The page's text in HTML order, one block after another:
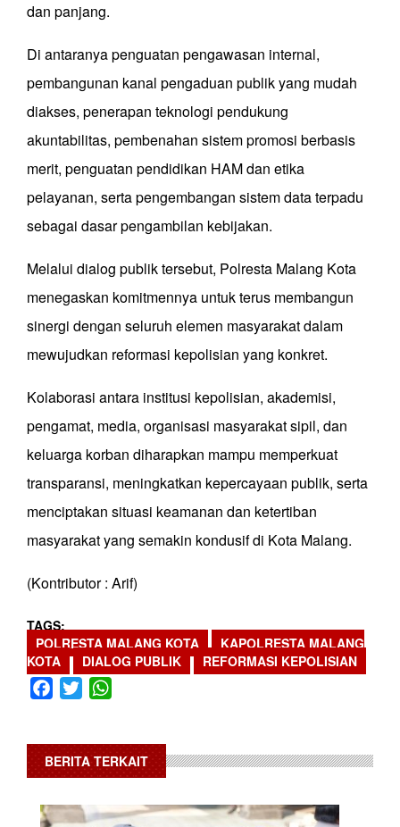
dan panjang.
Di antaranya penguatan pengawasan internal,
pembangunan kanal pengaduan publik yang mudah
diakses, penerapan teknologi pendukung
akuntabilitas, pembenahan sistem promosi berbasis
merit, penguatan pendidikan HAM dan etika
pelayanan, serta pengembangan sistem data terpadu
sebagai dasar pengambilan kebijakan.
Melalui dialog publik tersebut, Polresta Malang Kota
menegaskan komitmennya untuk terus membangun
sinergi dengan seluruh elemen masyarakat dalam
mewujudkan reformasi kepolisian yang konkret.
Kolaborasi antara institusi kepolisian, akademisi,
pengamat, media, organisasi masyarakat sipil, dan
keluarga korban diharapkan mampu memperkuat
transparansi, meningkatkan kepercayaan publik, serta
menciptakan situasi keamanan dan ketertiban
masyarakat yang semakin kondusif di Kota Malang.
(Kontributor : Arif)
TAGS
POLRESTA MALANG KOTA
KAPOLRESTA MALANG
KOTA
DIALOG PUBLIK REFORMASI KEPOLISIAN
Facebook
Twitter
BERITA TERKAIT